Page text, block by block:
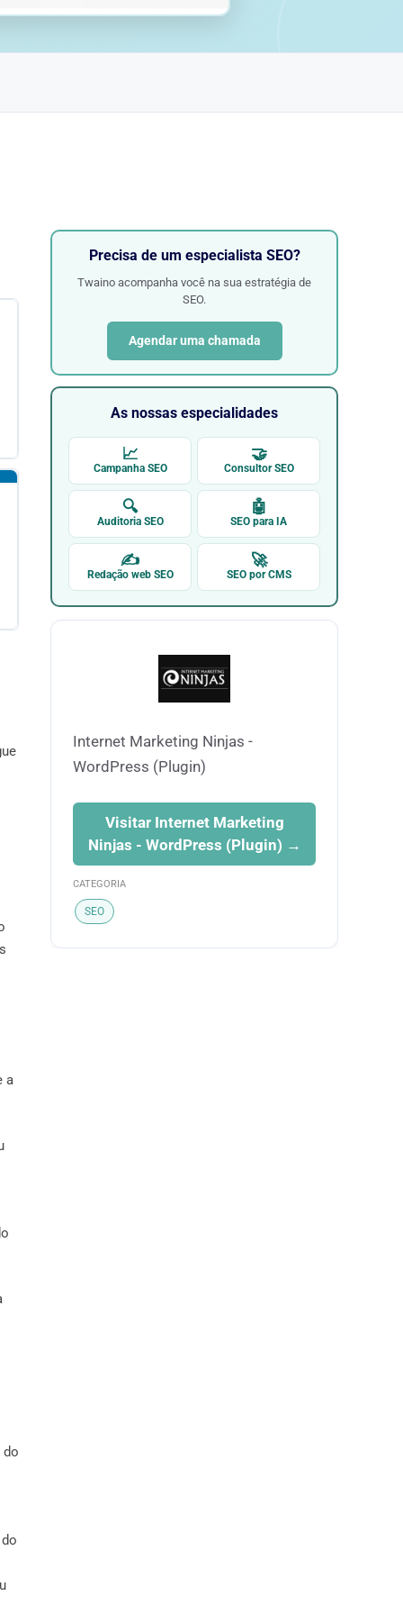
a
do
Precisa de um especialista SEO?
Twaino acompanha você na sua estratégia de
SEO.
Agendar uma chamada
As nossas especialidades
📈
Campanha SEO
🤝
Consultor SEO
🔍
Auditoria SEO
🤖
SEO para IA
✍
Redação web SEO
🚀
SEO por CMS
Internet Marketing Ninjas -
WordPress (Plugin)
Visitar Internet Marketing
Ninjas - WordPress (Plugin) →
CATEGORIA
SEO